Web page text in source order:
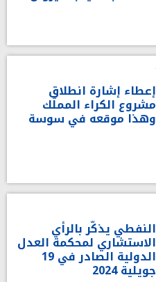
إعطاء إشارة انطلاق
مشروع الكراء المملّك
وهذا موقعه في سوسة
النفطي يذكّر بالرأي
الاستشاري لمحكمة العدل
الدولية الصادر في 19
جويلية 2024